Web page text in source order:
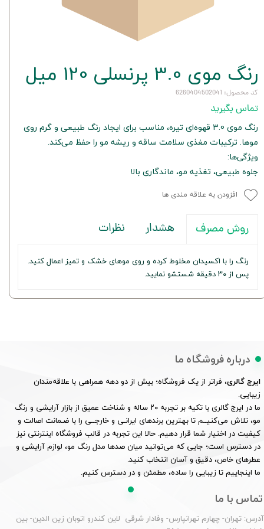
رنگ موی 3.0 پرنسلی 120 میل
کد محصول: 6260404502041
تماس بگیرید
رنگ موی 3.0 قهوه‌ای تیره، مناسب برای ایجاد رنگ طبیعی و گرم روی
موها. ترکیبات مغذی سلامت ساقه و ریشه مو را حفظ می‌کند.
ویژگی‌ها:
جلوه طبیعی، تغذیه مو، ماندگاری بالا
افزودن به علاقه مندی ها
روش مصرف هشدار نظرات
رنگ را با اکسیدان مخلوط کرده و روی موهای خشک و تمیز اعمال کنید.
پس از ۳۰ دقیقه شستشو نمایید.
درباره فروشگاه ما
ایرج گالری، فراتر از یک فروشگاه؛ بیش از دو دهه همراهی با علاقه‌مندان
زیبایی.
ما در ایرج گالری با تکیه بر تجربه ۲۰ ساله و شناخت عمیق از بازار آرایشی و رنگ
مو، تلاش می‌کنیــم تا بهترین برندهای ایرانـی و خارجــی را با ضـمانت اصالت و
کیفیت در اختیار شما قرار دهیم. حالا این تجربه در قالب فروشگاه اینترنتی نیز
در دسترس است؛ جایی که می‌توانید میان صدها مدل رنگ مو، لوازم آرایشی و
عطرهای خاص، دقیق و آسان انتخاب کنید.
ما اینجاییم تا زیبایی را ساده، مطمئن و در دسترس کنیم.
تماس با ما
آدرس: تهران- چهارم تهرانپارس- وفادار شرقی لاین کندرو اتوبان زین الدین- بین